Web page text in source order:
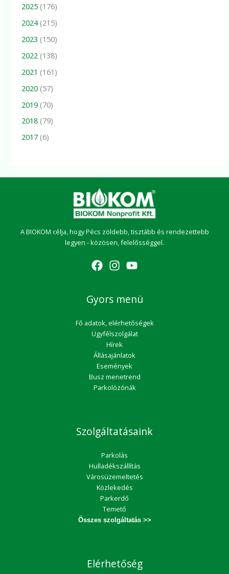
2025 (176)
2024(215)
2023 (150)
2022 (138)
2021 (161)
2020 (57)
2019 (70)
2018 (79)
2017 (6)
A BIOKOM célja, hogy Pécs zöldebb, tisztább és rendezettebb
legyen - közösen, felelősséggel.
Gyors menü
Fő adatok, elérhetőségek
Ügyfélszolgálat
Hírek
Állásajánlatok
Események
Busz menetrend
Parkolózónák
Szolgáltatásaink
Parkolás
Hulladékszállítás
Városüzemeltetés
Közlekedés
Parkerdő
Temető
Összes szolgáltatás >>
Elérhetőség